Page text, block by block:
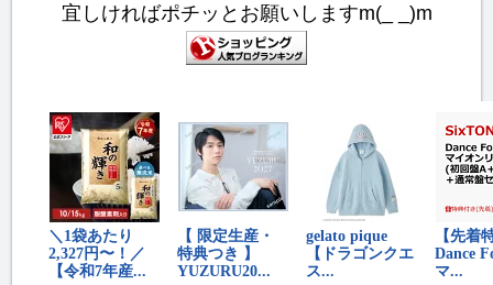
宜しければポチッとお願いしますm(_ _)m